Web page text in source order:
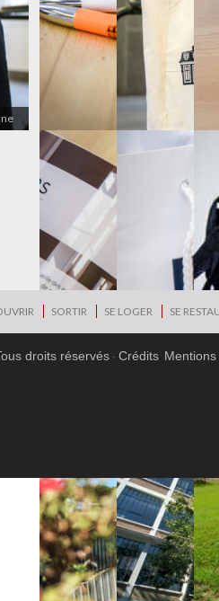
SORTIR SE LOGER SE
droits réservés Crédits